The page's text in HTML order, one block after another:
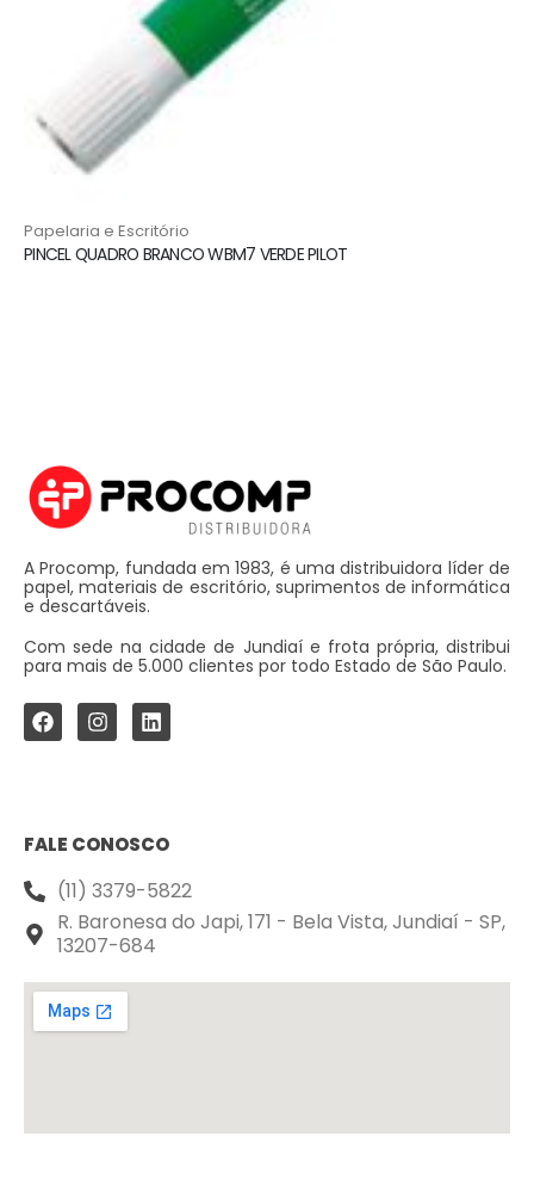
Papelaria e Escritório
PINCEL QUADRO BRANCO WBM7 VERDE PILOT
A Procomp, fundada em 1983, é uma distribuidora líder de
papel, materiais de escritório, suprimentos de informática
e descartáveis.
Com sede na cidade de Jundiaí e frota própria, distribui
para mais de 5.000 clientes por todo Estado de São Paulo.
FALE CONOSCO
(11) 3379-5822
R. Baronesa do Japi, 171 - Bela Vista, Jundiaí - SP,
13207-684